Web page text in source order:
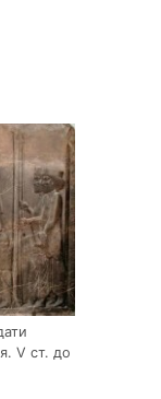
V ст. до